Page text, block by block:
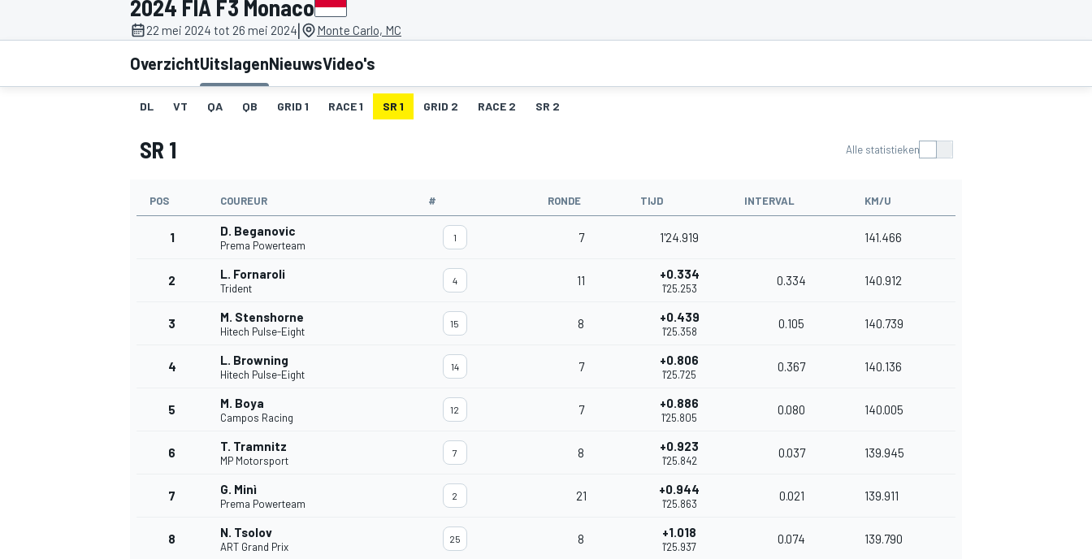
2024 FIA F3 Monaco
22 mei 2024 tot 26 mei 2024| Monte Carlo, MC
OverzichtUitslagenNieuwsVideo's
DL VT QA QB GRID 1 RACE 1 SR 1 GRID 2 RACE 2 SR 2
SR 1 Alle statistieken
POS COUREUR # RONDE TIJD INTERVAL KM/U
1 D. Beganovic
Prema Powerteam
1 7 1'24.919 141.466
2 L. Fornaroli
Trident
4 11 +0.334
1'25.253
0.334 140.912
3 M. Stenshorne
Hitech Pulse-Eight
15 8 +0.439
1'25.358
0.105 140.739
4 L. Browning
Hitech Pulse-Eight
14 7 +0.806
1'25.725
0.367 140.136
5 M. Boya
Campos Racing
12 7 +0.886
1'25.805
0.080 140.005
6 T. Tramnitz
MP Motorsport
7 8 +0.923
1'25.842
0.037 139.945
7 G. Minì
Prema Powerteam
2 21 +0.944
1'25.863
0.021 139.911
8 N. Tsolov
ART Grand Prix
25 8 +1.018
1'25.937
0.074 139.790